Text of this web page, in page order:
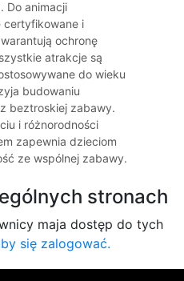
Do animacji
certyfikowane i
ochronę
atrakcje są
do wieku
budowaniu
beztroskiej zabawy.
i różnorodności
zapewnia dzieciom
ze wspólnej zabawy.
stronach
maja dostęp do tych
się zalogować.